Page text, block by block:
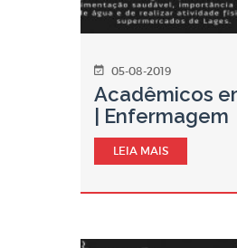
05-08-2019
Acadêmicos
| Enfermagem
LEIA MAIS